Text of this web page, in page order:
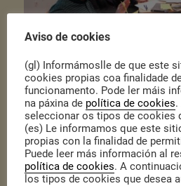
Publicado o 26 de Xaneiro de 2015|
O pasado venres 23 de xaneiro
sesións formativas que se van
formativo dirixido a responsables
programa forma parte das diferentes
do proxecto de participación cidadá
Comezouasí unha nova fase de
Aviso de cookies
(gl) Informámoslle de que este
cookies propias coa finalidade
funcionamento. Pode ler máis
na páxina de política de cookies.
seleccionar os tipos de cookies
(es) Le informamos que este
propias con la finalidad de
Puede leer más información al
política de cookies. A
los tipos de cookies que desea